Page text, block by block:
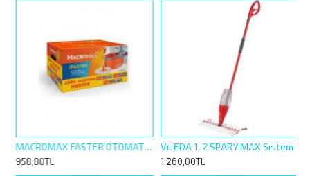
MACROMAX FASTER OTOMATİK TEMİZLİK SETİ + 200TL DEĞERİNDE HEDİYE
958,80TL
VıLEDA 1-2 SPARY MAX Sıstem
1.260,00TL